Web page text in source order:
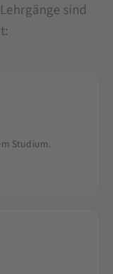
sind
Studium.